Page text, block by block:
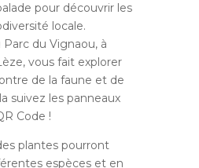
pour découvrir les
locale.
Parc du Vignaou, à
vous fait explorer
de la faune et de
suivez les panneaux
Code !
plantes pourront
espèces et en